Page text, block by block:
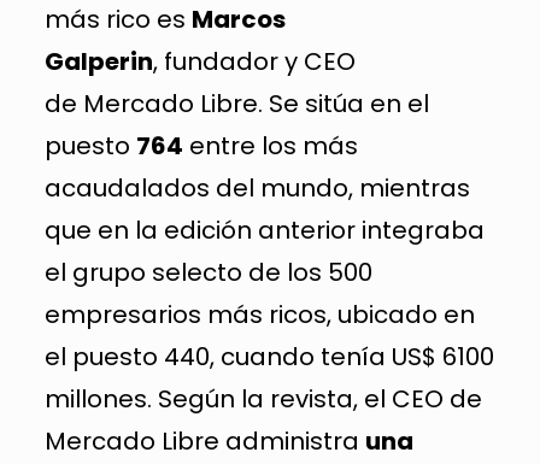
más rico es Marcos
Galperin, fundador y CEO
de Mercado Libre. Se sitúa en el
puesto 764 entre los más
acaudalados del mundo, mientras
que en la edición anterior integraba
el grupo selecto de los 500
empresarios más ricos, ubicado en
el puesto 440, cuando tenía US$ 6100
millones. Según la revista, el CEO de
Mercado Libre administra una